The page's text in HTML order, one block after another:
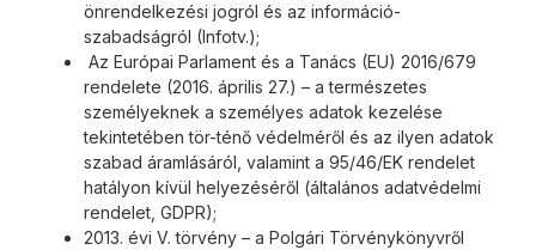
önrendelkezési jogról és az információ-
szabadságról (Infotv.);
Az Európai Parlament és a Tanács (EU) 2016/679
rendelete (2016. április 27.) – a természetes
személyeknek a személyes adatok kezelése
tekintetében tör-ténő védelméről és az ilyen adatok
szabad áramlásáról, valamint a 95/46/EK rendelet
hatályon kívül helyezéséről (általános adatvédelmi
rendelet, GDPR);
2013. évi V. törvény – a Polgári Törvénykönyvről